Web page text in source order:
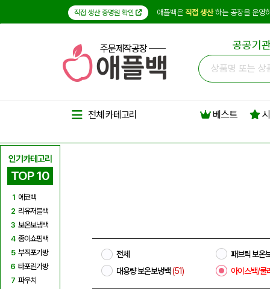
직접 생산 증명원 확인 애플백은 직접 생산하는 공장을 운영
주문제작공장 공공기
인기카테고리
TOP 10
1 에코백
2 리유저블백
3 보온보냉백
4 종이쇼핑백
5 부직포가방
6 타포린가방
7 파우치
전체 카테고리 베스트
전체
패브릭 보온
대용량 보온보냉백(51) 아이스백/쿨